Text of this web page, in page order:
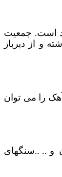
است. جمعیت
و از دیرباز
بسته به نیاز مشتری آهک را می توان
و .. ..سنگهای